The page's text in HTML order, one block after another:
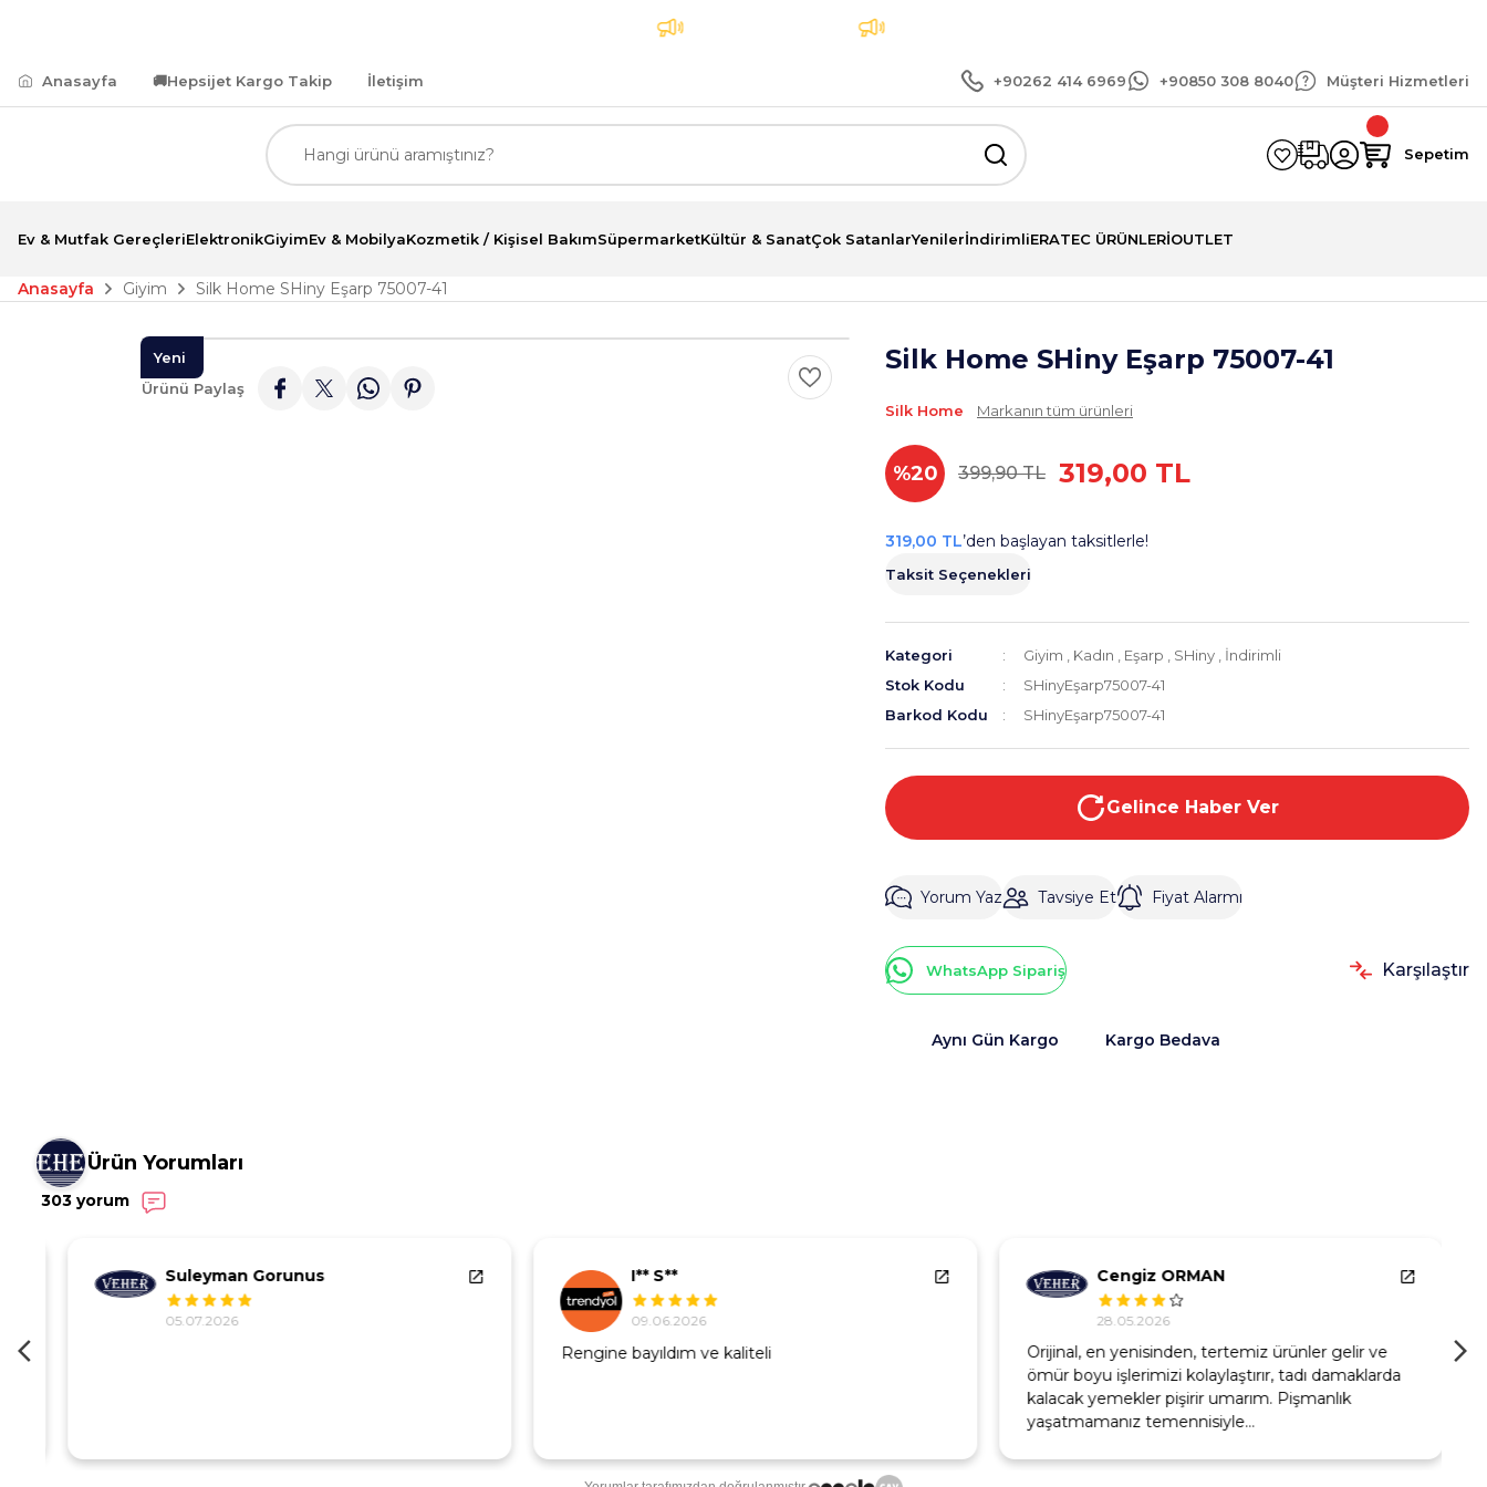
Aynı Gün Teslimat Tüm siparişlerinizde geçerli 1.500 TL ve üzeri kargo bedava!
Anasayfa 🚚Hepsijet Kargo Takip İletişim +90262 414 6969 +90850 308 8040 Müşteri Hizmetleri
Sepetim
Ev & Mutfak GereçleriElektronikGiyimEv & MobilyaKozmetik / Kişisel BakımSüpermarketKültür & SanatÇok SatanlarYenilerİndirimliERATEC ÜRÜNLERİOUTLET
Anasayfa Giyim Silk Home SHiny Eşarp 75007-41
Yeni
Ürünü Paylaş
Silk Home SHiny Eşarp 75007-41
Silk Home Markanın tüm ürünleri
%20 399,90 TL 319,00 TL
319,00 TL’den başlayan taksitlerle!
Taksit Seçenekleri
Kategori Giyim Kadın Eşarp SHiny
İndirimli
Stok Kodu
SHinyEşarp75007-41
Barkod Kodu
SHinyEşarp75007-41
Gelince Haber Ver
Yorum Yaz Tavsiye Et Fiyat Alarmı
WhatsApp Sipariş Karşılaştır
Aynı Gün Kargo Kargo Bedava
Ürün Yorumları
303 yorum
Suleyman Gorunus
05.07.2026
I** S**
09.06.2026
Rengine bayıldım ve kaliteli
Cengiz ORMAN
28.05.2026
Orijinal, en yenisinden, tertemiz ürünler gelir ve
ömür boyu işlerimizi kolaylaştırır, tadı damaklarda
kalacak yemekler pişirir umarım. Pişmanlık
yaşatmamanız temennisiyle…